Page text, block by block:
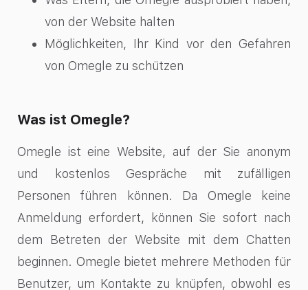
von der Website halten
Möglichkeiten, Ihr Kind vor den Gefahren
von Omegle zu schützen
Was ist Omegle?
Omegle ist eine Website, auf der Sie anonym
und kostenlos Gespräche mit zufälligen
Personen führen können. Da Omegle keine
Anmeldung erfordert, können Sie sofort nach
dem Betreten der Website mit dem Chatten
beginnen. Omegle bietet mehrere Methoden für
Benutzer, um Kontakte zu knüpfen, obwohl es